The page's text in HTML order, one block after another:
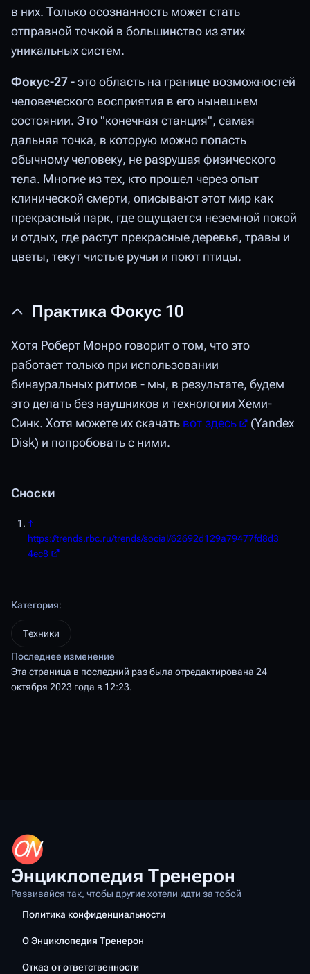
в них. Только осознанность может стать
отправной точкой в большинство из этих
уникальных систем.
Фокус-27 - это область на границе возможностей
человеческого восприятия в его нынешнем
состоянии. Это "конечная станция", самая
дальняя точка, в которую можно попасть
обычному человеку, не разрушая физического
тела. Многие из тех, кто прошел через опыт
клинической смерти, описывают этот мир как
прекрасный парк, где ощущается неземной покой
и отдых, где растут прекрасные деревья, травы и
цветы, текут чистые ручьи и поют птицы.
Практика Фокус 10
Хотя Роберт Монро говорит о том, что это
работает только при использовании
бинауральных ритмов - мы, в результате, будем
это делать без наушников и технологии Хеми-
Синк. Хотя можете их скачать вот здесь
(Yandex
Disk) и попробовать с ними.
Сноски
↑
https://trends.rbc.ru/trends/social/62692d129a79477fd8d3
4ec8
Категория:
Техники
Последнее изменение
Эта страница в последний раз была отредактирована 24
октября 2023 года в 12:23.
Энциклопедия Тренерон
Развивайся так, чтобы другие хотели идти за тобой
Политика конфиденциальности
О Энциклопедия Тренерон
Отказ от ответственности